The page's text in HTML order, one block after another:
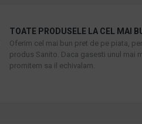
TOATE PRODUSELE LA CEL MAI
Oferim cel mai bun pret de pe piata,
produs Sanito. Daca gasesti unul mai
promitem sa il echivalam.